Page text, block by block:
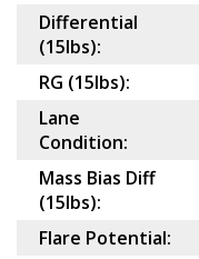
Differential
(15lbs):
RG (15lbs):
Lane
Condition:
Mass Bias Diff
(15lbs):
Flare Potential: